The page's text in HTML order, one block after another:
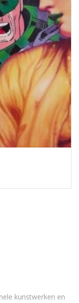
kunstwerken en